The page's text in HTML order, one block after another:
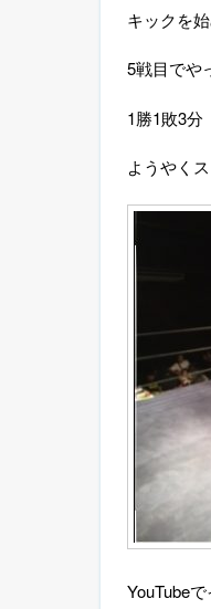
キックを
5戦目でや
1勝1敗3分
ようやく
YouTubeで